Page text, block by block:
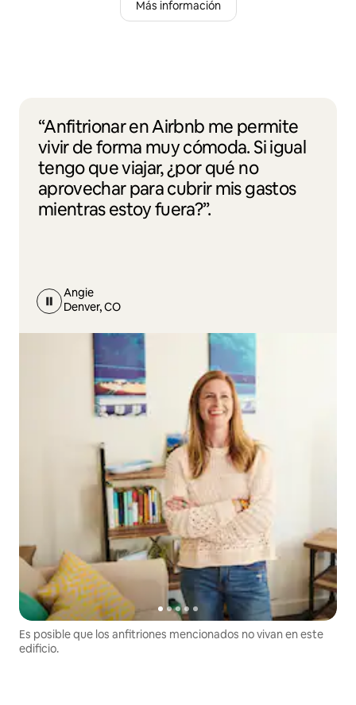
Más información
“Anfitrionar en Airbnb me permite
vivir de forma muy cómoda. Si igual
tengo que viajar, ¿por qué no
aprovechar para cubrir mis gastos
mientras estoy fuera?”.
Angie
Denver, CO
Es posible que los anfitriones mencionados no vivan en este
edificio.